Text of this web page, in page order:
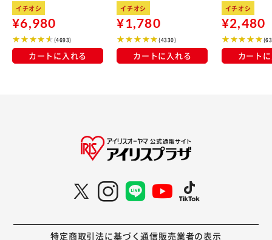
kg×3袋
イチオシ
¥6,980
(4693)
カートに入れる
100％使用
イチオシ
¥1,780
(4330)
カートに入れる
イチオシ
¥2,480
カート
特定商取引法に基づく通信販売業者の表示